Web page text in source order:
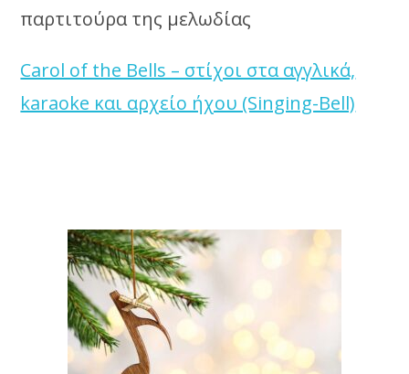
παρτιτούρα της μελωδίας
Carol of the Bells – στίχοι στα αγγλικά,
karaoke και αρχείο ήχου (Singing-Bell)